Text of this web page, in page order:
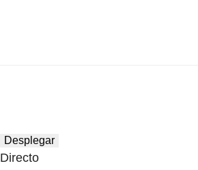
Desplegar
Directo